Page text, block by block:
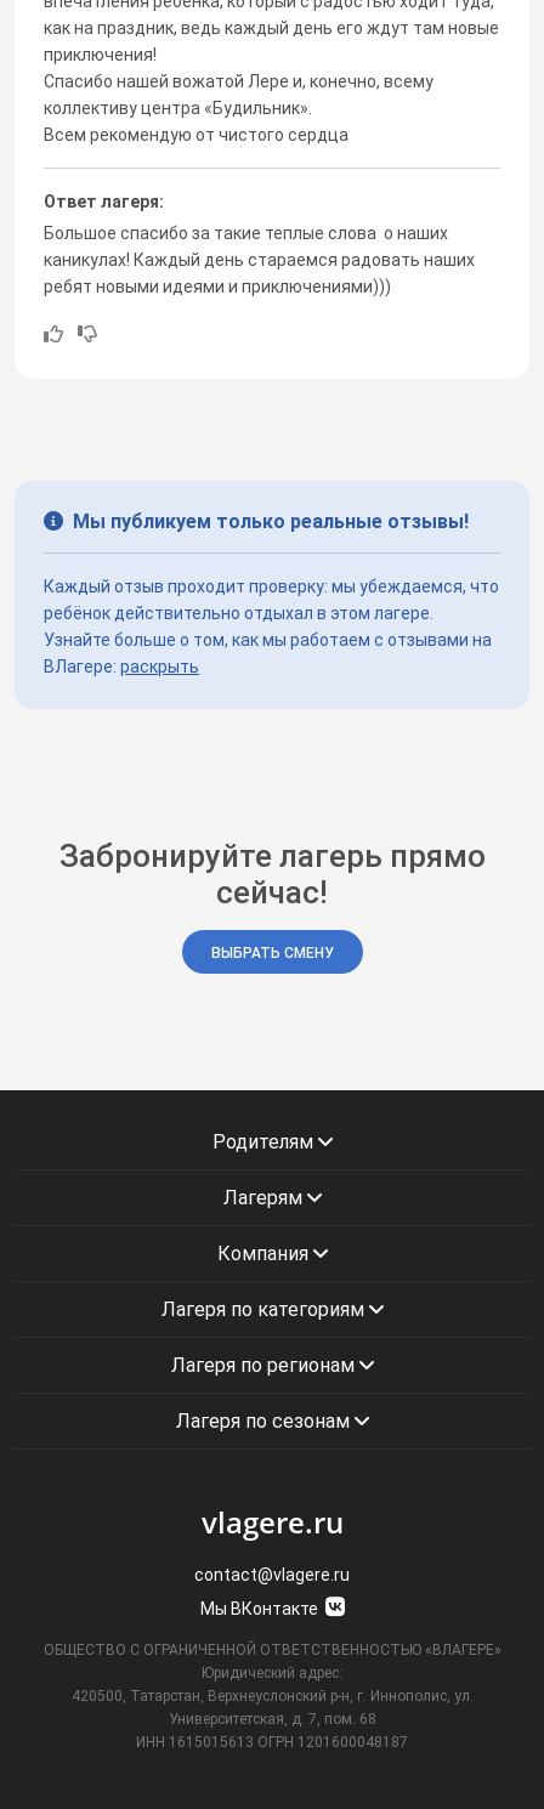
как на праздник, ведь каждый день его ждут там новые
приключения!
Спасибо нашей вожатой Лере и, конечно, всему
коллективу центра «Будильник».
Всем рекомендую от чистого сердца
Ответ лагеря:
Большое спасибо за такие теплые слова о наших
каникулах! Каждый день стараемся радовать наших
ребят новыми идеями и приключениями)))
Мы публикуем только реальные отзывы!
Каждый отзыв проходит проверку: мы убеждаемся, что
ребёнок действительно отдыхал в этом лагере.
Узнайте больше о том, как мы работаем с отзывами на
ВЛагере: раскрыть
Забронируйте лагерь прямо
сейчас!
ВЫБРАТЬ СМЕНУ
Родителям
Лагерям
Компания
Лагеря по категориям
Лагеря по регионам
Лагеря по сезонам
vlagere.ru
contact@vlagere.ru
Мы ВКонтакте
ОБЩЕСТВО С ОГРАНИЧЕННОЙ ОТВЕТСТВЕННОСТЬЮ «ВЛАГЕРЕ»
Юридический адрес:
420500, Татарстан, Верхнеуслонский р-н, г. Иннополис, ул.
Университетская,
д. 7, пом. 68
ИНН 1615015613 ОГРН 1201600048187